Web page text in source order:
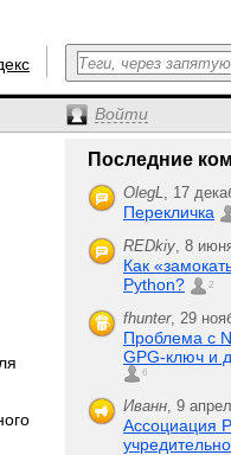
Войти
Последние
OlegL, 17
Перекличка
REDkiy, 8
Как
Python?
2
fhunter, 29
Проблема с
GPG-ключ и
6
Иванн, 9
Ассоциация